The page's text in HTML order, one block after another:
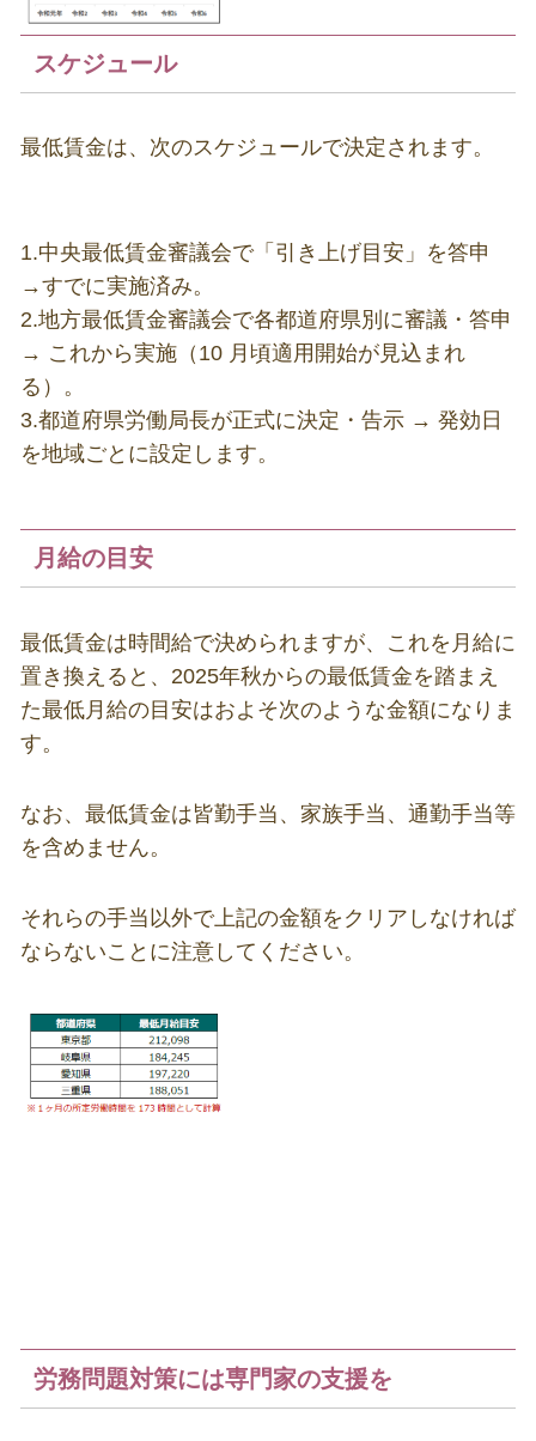
スケジュール
最低賃金は、次のスケジュールで決定されます。
1.中央最低賃金審議会で「引き上げ目安」を答申
→すでに実施済み。
2.地方最低賃金審議会で各都道府県別に審議・答申
→ これから実施（10 月頃適用開始が見込まれ
る）。
3.都道府県労働局長が正式に決定・告示 → 発効日
を地域ごとに設定します。
月給の目安
最低賃金は時間給で決められますが、これを月給に
置き換えると、2025年秋からの最低賃金を踏まえ
た最低月給の目安はおよそ次のような金額になりま
す。
なお、最低賃金は皆勤手当、家族手当、通勤手当等
を含めません。
それらの手当以外で上記の金額をクリアしなければ
ならないことに注意してください。
労務問題対策には専門家の支援を